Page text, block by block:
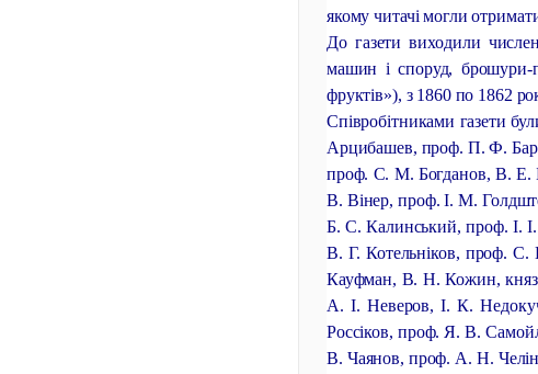
якому читачі могли
До газети виходили
машин і споруд, брошури-
фруктів»), з 1860 по 1862
Співробітниками газети
Арцибашев, проф. П. Ф.
проф. С. М. Богданов, В. Е.
В. Вінер, проф. І. М.
Б. С. Калинський, проф. І.
В. Г. Котельніков, проф.
Кауфман, В. Н. Кожин,
А. І. Неверов, І. К.
Россіков, проф. Я. В.
В. Чаянов, проф. А. Н.